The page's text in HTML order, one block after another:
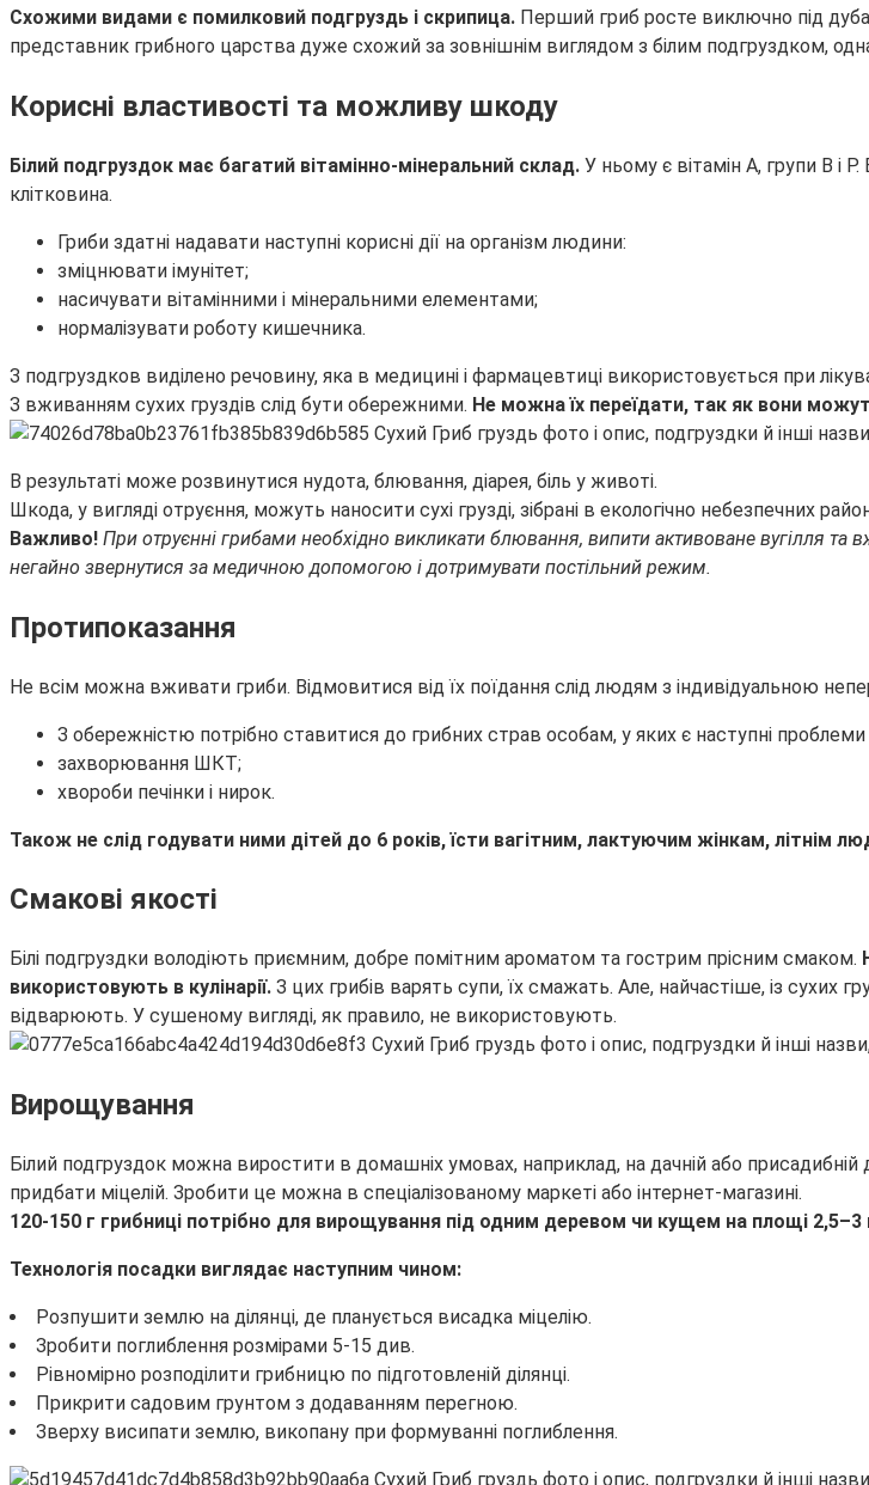
Схожими видами є помилковий подгруздь і скрипица. Перший гриб росте виключно під
представник грибного царства дуже схожий за зовнішнім виглядом з білим подгруздком,
Корисні властивості та можливу шкоду
Білий подгруздок має багатий вітамінно-мінеральний склад. У ньому є вітамін А, групи В і
клітковина.
Гриби здатні надавати наступні корисні дії на організм людини:
зміцнювати імунітет;
насичувати вітамінними і мінеральними елементами;
нормалізувати роботу кишечника.
З подгруздков виділено речовину, яка в медицині і фармацевтиці використовується при
З вживанням сухих груздів слід бути обережними. Не можна їх переїдати, так як вони
В результаті може розвинутися нудота, блювання, діарея, біль у животі.
Шкода, у вигляді отруєння, можуть наносити сухі грузді, зібрані в екологічно небезпечних
Важливо! При отруєнні грибами необхідно викликати блювання, випити активоване вугілля
негайно звернутися за медичною допомогою і дотримувати постільний режим.
Протипоказання
Не всім можна вживати гриби. Відмовитися від їх поїдання слід людям з індивідуальною
З обережністю потрібно ставитися до грибних страв особам, у яких є наступні проблеми
захворювання ШКТ;
хвороби печінки і нирок.
Також не слід годувати ними дітей до 6 років, їсти вагітним, лактуючим жінкам, літнім
Смакові якості
Білі подгруздки володіють приємним, добре помітним ароматом та гострим прісним смаком.
використовують в кулінарії. З цих грибів варять супи, їх смажать. Але, найчастіше, із сухих
відварюють. У сушеному вигляді, як правило, не використовують.
Вирощування
Білий подгруздок можна виростити в домашніх умовах, наприклад, на дачній або присадибній
придбати міцелій. Зробити це можна в спеціалізованому маркеті або інтернет-магазині.
120-150 г грибниці потрібно для вирощування під одним деревом чи кущем на площі 2,5–3
Технологія посадки виглядає наступним чином:
Розпушити землю на ділянці, де планується висадка міцелію.
Зробити поглиблення розмірами 5-15 див.
Рівномірно розподілити грибницю по підготовленій ділянці.
Прикрити садовим грунтом з додаванням перегною.
Зверху висипати землю, викопану при формуванні поглиблення.